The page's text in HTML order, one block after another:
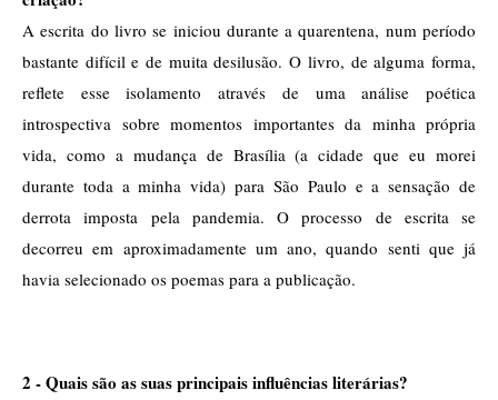
A escrita do livro se iniciou durante a quarentena, num período
bastante difícil e de muita desilusão. O livro, de alguma forma,
reflete esse isolamento através de uma análise poética
introspectiva sobre momentos importantes da minha própria
vida, como a mudança de Brasília (a cidade que eu morei
durante toda a minha vida) para São Paulo e a sensação de
derrota imposta pela pandemia. O processo de escrita se
decorreu em aproximadamente um ano, quando senti que já
havia selecionado os poemas para a publicação.
2 - Quais são as suas principais influências literárias?